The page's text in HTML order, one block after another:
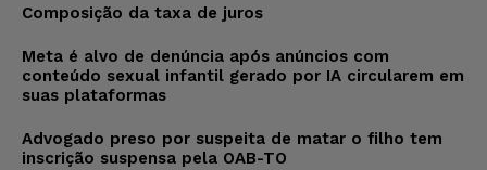
Composição da taxa de juros
Meta é alvo de denúncia após anúncios com
conteúdo sexual infantil gerado por IA circularem em
suas plataformas
Advogado preso por suspeita de matar o filho tem
inscrição suspensa pela OAB-TO